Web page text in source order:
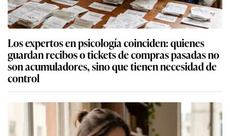
Los expertos en psicología coinciden: quienes
guardan recibos o tickets de compras pasadas no
son acumuladores, sino que tienen necesidad de
control